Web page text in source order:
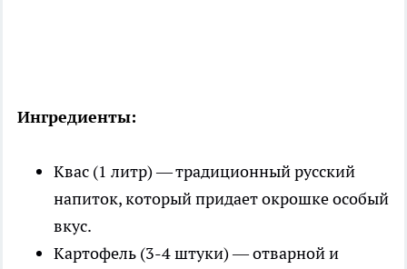
Ингредиенты:
Квас (1 литр) — традиционный русский
напиток, который придает окрошке особый
вкус.
Картофель (3-4 штуки) — отварной и